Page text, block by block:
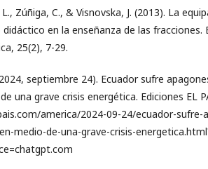
Zúñiga, C., & Visnovska, J. (2013). La
en la enseñanza de las fracciones.
25(2), 7-29.
septiembre 24). Ecuador sufre
una grave crisis energética. Ediciones EL
america/2024-09-24/ecuador-sufre-
medio-de-una-grave-crisis-